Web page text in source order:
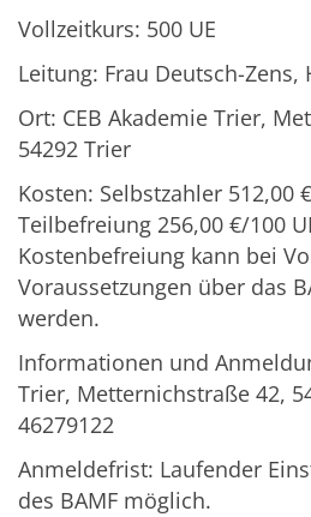
Vollzeitkurs: 500 UE
Leitung: Frau Deutsch-Zens,
Ort: CEB Akademie Trier,
54292 Trier
Kosten: Selbstzahler 512,00
Teilbefreiung 256,00 €/100
Kostenbefreiung kann bei
Voraussetzungen über das
werden.
Informationen und
Trier, Metternichstraße 42,
46279122
Anmeldefrist: Laufender
des BAMF möglich.